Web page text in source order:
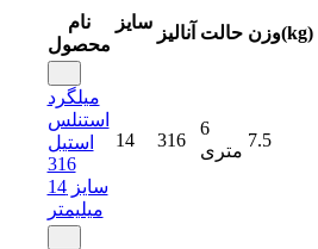
نام
محصول
سایز
آنالیز حالت وزن(kg)
میلگرد
استنلس
استیل
316
سایز 14
میلیمتر
14 316
6
متری
7.5